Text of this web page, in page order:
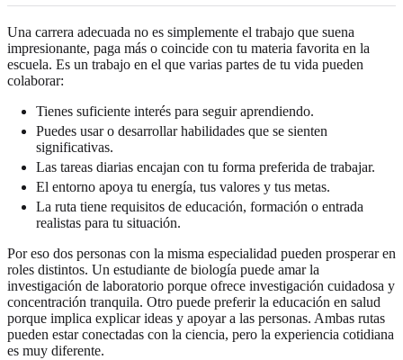
Una carrera adecuada no es simplemente el trabajo que suena
impresionante, paga más o coincide con tu materia favorita en la
escuela. Es un trabajo en el que varias partes de tu vida pueden
colaborar:
Tienes suficiente interés para seguir aprendiendo.
Puedes usar o desarrollar habilidades que se sienten
significativas.
Las tareas diarias encajan con tu forma preferida de trabajar.
El entorno apoya tu energía, tus valores y tus metas.
La ruta tiene requisitos de educación, formación o entrada
realistas para tu situación.
Por eso dos personas con la misma especialidad pueden prosperar en
roles distintos. Un estudiante de biología puede amar la
investigación de laboratorio porque ofrece investigación cuidadosa y
concentración tranquila. Otro puede preferir la educación en salud
porque implica explicar ideas y apoyar a las personas. Ambas rutas
pueden estar conectadas con la ciencia, pero la experiencia cotidiana
es muy diferente.